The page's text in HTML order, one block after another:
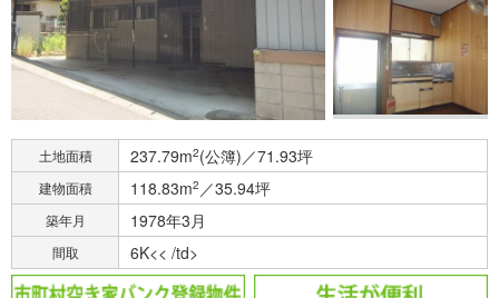
土地面積 237.79m2(公簿)／71.93坪
建物面積 118.83m2 ／35.94坪
築年月 1978年3月
間取 6K<< /td>